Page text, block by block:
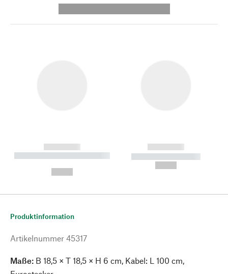
------------
----------- ----------- --------
------------
----------- -----------
Produktinformation
Artikelnummer 45317
Maße: B 18,5 × T 18,5 × H 6 cm, Kabel: L 100 cm,